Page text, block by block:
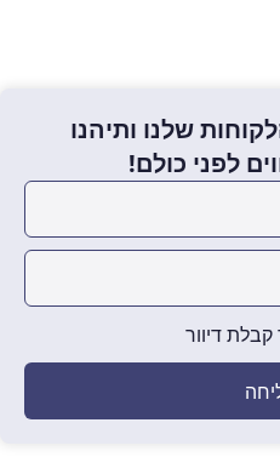
שלנו ותיהנו
לפני כולם!
דיוור